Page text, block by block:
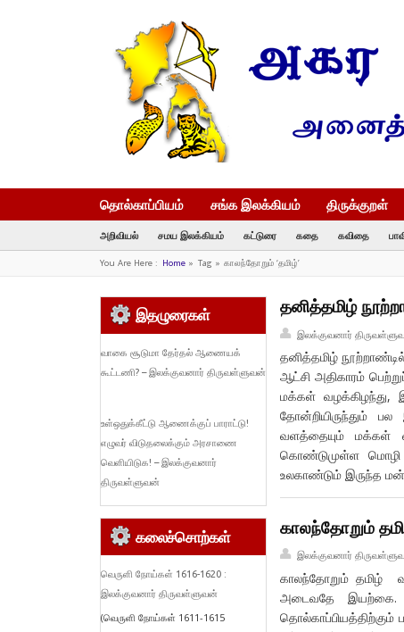
தொல்காப்பியம் சங்க இலக்கியம் திருக்குறள்
அறிவியல் சமய இலக்கியம் கட்டுரை கதை கவிதை
You Are Here : Home» Tag » காலந்தோறும் ‘தமிழ்’
தனித்தமிழ்
இலக்குவனார்
தனித்தமிழ்
ஆட்சி அதிகாரம்
மக்கள் வழக்கிழந்து,
தோன்றியிருந்தும்
வளத்தையும் மக்கள்
கொண்டுமுள்ள
உலகாண்டும் இருந்த
காலந்தோறும்
இலக்குவனார்
காலந்தோறும் தமிழ்
அடைவதே இயற்கை.
இதழுரைகள்
வாகை சூடுமா தேர்தல் ஆணையக்
கூட்டணி? – இலக்குவனார் திருவள்ளுவன்
உள்ஒதுக்கீட்டு ஆணைக்குப் பாராட்டு!
எழுவர் விடுதலைக்கும் அரசாணை
வெளியிடுக! – இலக்குவனார்
திருவள்ளுவன்
கலைச்சொற்கள்
வெருளி நோய்கள் 1616-1620 :
இலக்குவனார் திருவள்ளுவன்
(வெருளி நோய்கள் 1611-1615